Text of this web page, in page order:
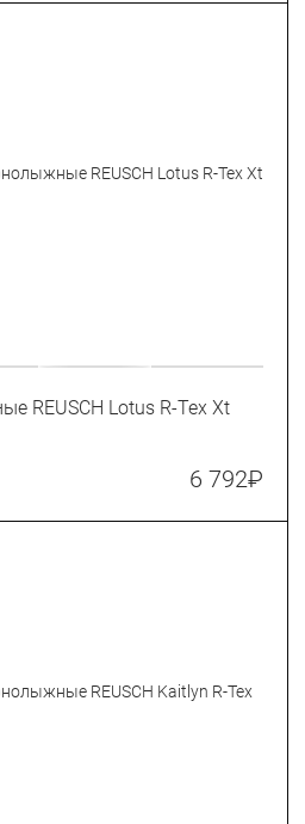
REUSCH Lotus R-Tex Xt
6 792₽